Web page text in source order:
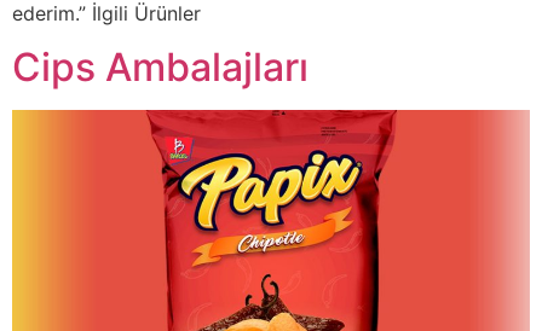
ederim.” İlgili Ürünler
Cips Ambalajları